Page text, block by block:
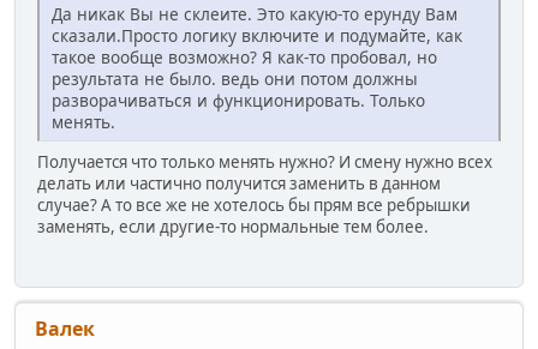
Да никак Вы не склеите. Это какую-то ерунду Вам
сказали.Просто логику включите и подумайте, как
такое вообще возможно? Я как-то пробовал, но
результата не было. ведь они потом должны
разворачиваться и функционировать. Только
менять.
Получается что только менять нужно? И смену нужно всех
делать или частично получится заменить в данном
случае? А то все же не хотелось бы прям все ребрышки
заменять, если другие-то нормальные тем более.
Валек